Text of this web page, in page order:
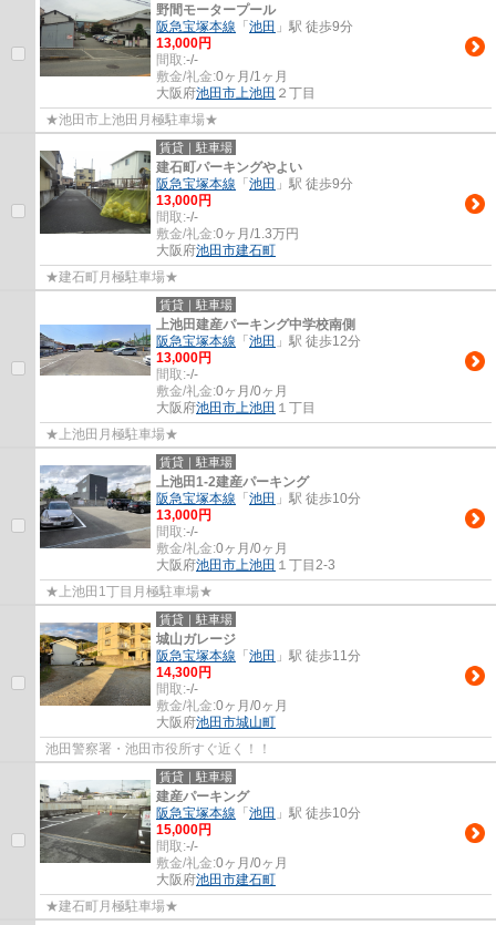
野間モータープール
阪急宝塚本線 「 池田 」駅 徒歩9分
13,000円
間取:-/-
敷金/礼金:0ヶ月/1ヶ月
大阪府池田市上池田 ２丁目
★池田市上池田月極駐車場★
賃貸｜駐車場
建石町パーキングやよい
阪急宝塚本線 「 池田 」駅 徒歩9分
13,000円
間取:-/-
敷金/礼金:0ヶ月/1.3万円
大阪府池田市建石町
★建石町月極駐車場★
賃貸｜駐車場
上池田建産パーキング中学校南側
阪急宝塚本線 「 池田 」駅 徒歩12分
13,000円
間取:-/-
敷金/礼金:0ヶ月/0ヶ月
大阪府池田市上池田 １丁目
★上池田月極駐車場★
賃貸｜駐車場
上池田1-2建産パーキング
阪急宝塚本線 「 池田 」駅 徒歩10分
13,000円
間取:-/-
敷金/礼金:0ヶ月/0ヶ月
大阪府池田市上池田 １丁目2-3
★上池田1丁目月極駐車場★
賃貸｜駐車場
城山ガレージ
阪急宝塚本線 「 池田 」駅 徒歩11分
14,300円
間取:-/-
敷金/礼金:0ヶ月/0ヶ月
大阪府池田市城山町
池田警察署・池田市役所すぐ近く！！
賃貸｜駐車場
建産パーキング
阪急宝塚本線 「 池田 」駅 徒歩10分
15,000円
間取:-/-
敷金/礼金:0ヶ月/0ヶ月
大阪府池田市建石町
★建石町月極駐車場★